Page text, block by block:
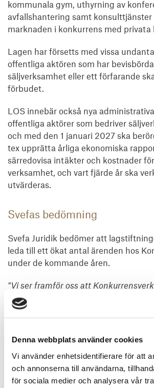
Denna webbplats använder cookies
Vi använder enhetsidentifierare för att
och annonserna till användarna,
för sociala medier och analysera vår
kommunala gym, uthyrning av
avfallshantering samt konsulttjänster
marknaden i konkurrens med privata
Lagen har försetts med vissa
offentliga aktören som har
säljverksamhet eller ett förfarande
förbudet.
LOS innebär också nya
offentliga aktörer som bedriver
och med den 1 januari 2027 ska
tex upprätta årliga ekonomiska
särredovisa intäkter och kostnader
verksamhet, och vart fjärde år ska
utvärderas.
Svefas bedömning
Svefa Juridik bedömer att
leda till ett ökat antal ärenden hos
under de kommande åren.
"Vi ser framför oss att
driva fler ärenden för att skapa
ska tillämpas i praktiken",
säger jurist
på Svefa Juridik.
Särskilt fokus väntas riktas mot
offentliga aktörer kombinerar
med kommersiell verksamhet på